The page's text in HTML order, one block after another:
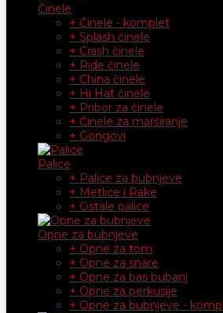
Činele
+ Činele - komplet
+ Splash činele
+ Crash činele
+ Ride činele
+ China činele
+ Hi Hat činele
+ Pribor za činele
+ Činele za marširanje
+ Gongovi
Palice
+ Palice za bubnjeve
+ Metlice i Rake
+ Ostale palice
Opne za bubnjeve
+ Opne za tom
+ Opne za snare
+ Opne za bas bubanj
+ Opne za perkusije
+ Opne za bubnjeve -